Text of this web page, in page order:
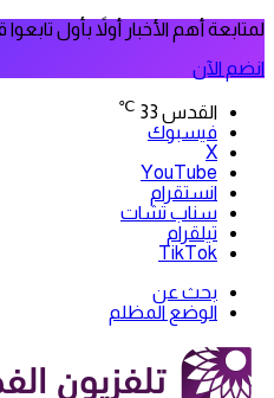
لمتابعة أهم الأخبار أولاً بأول تابعوا
انضم الآن
القدس 33
℃
فيسبوك
‫X
‫YouTube
انستقرام
سناب تشات
تيلقرام
‫TikTok
بحث عن
الوضع المظلم